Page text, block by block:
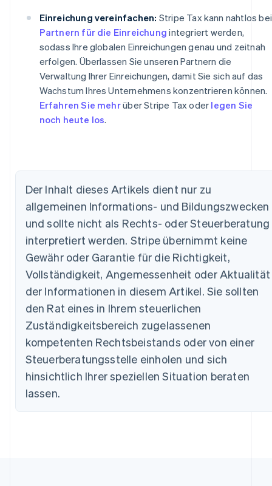
Einreichung vereinfachen: Stripe Tax kann nahtlos bei
Partnern für die Einreichung integriert werden,
sodass Ihre globalen Einreichungen genau und zeitnah
erfolgen. Überlassen Sie unseren Partnern die
Verwaltung Ihrer Einreichungen, damit Sie sich auf das
Wachstum Ihres Unternehmens konzentrieren können.
Erfahren Sie mehrüber Stripe Tax oder legen Sie
noch heute los.
Der Inhalt dieses Artikels dient nur zu
allgemeinen Informations- und Bildungszwecken
und sollte nicht als Rechts- oder Steuerberatung
interpretiert werden. Stripe übernimmt keine
Gewähr oder Garantie für die Richtigkeit,
Vollständigkeit, Angemessenheit oder Aktualität
der Informationen in diesem Artikel. Sie sollten
den Rat eines in Ihrem steuerlichen
Zuständigkeitsbereich zugelassenen
kompetenten Rechtsbeistands oder von einer
Steuerberatungsstelle einholen und sich
hinsichtlich Ihrer speziellen Situation beraten
lassen.
Australien
English
Belgien
Nederlands FrançaisDeutsch English
Brasilien
PortuguêsEnglish
Bulgarien
English
Dänemark
Deutschland
DeutschEnglish